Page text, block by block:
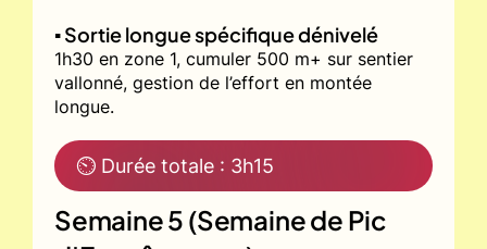
▪️ Sortie longue spécifique dénivelé
1h30 en zone 1, cumuler 500 m+ sur sentier
vallonné, gestion de l’effort en montée
longue.
⏲ Durée totale : 3h15
Semaine 5 (Semaine de Pic